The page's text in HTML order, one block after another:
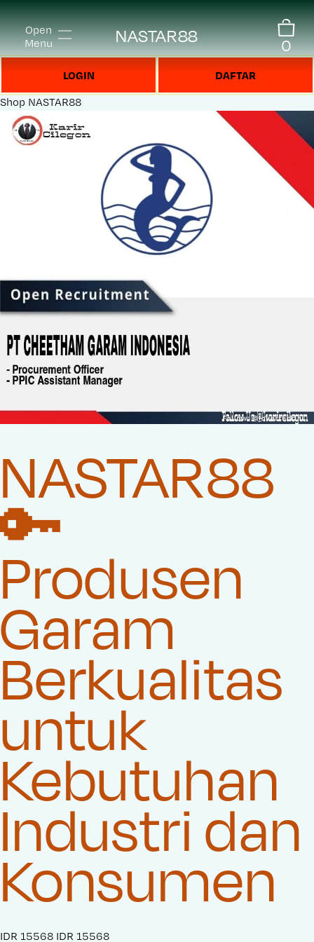
Open
Menu
NASTAR88 0
LOGIN DAFTAR
Shop NASTAR88
NASTAR88
🔑
Produsen
Garam
Berkualitas
untuk
Kebutuhan
Industri dan
Konsumen
S
IDR 15568 O
IDR 15568